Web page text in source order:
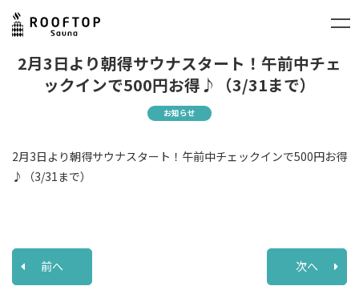
2月3日より朝得サウナスタート！午前中チェ
ックインで500円お得♪（3/31まで）
お知らせ
2月3日より朝得サウナスタート！午前中チェックインで500円お得
♪（3/31まで）
前へ 次へ